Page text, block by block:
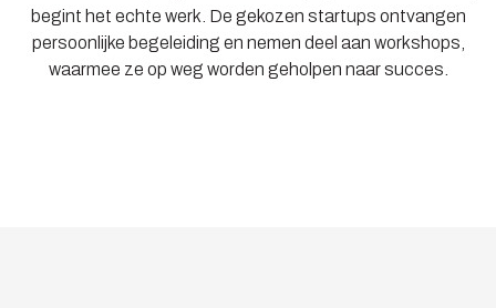
begint het echte werk. De gekozen startups ontvangen
persoonlijke begeleiding en nemen deel aan workshops,
waarmee ze op weg worden geholpen naar succes.